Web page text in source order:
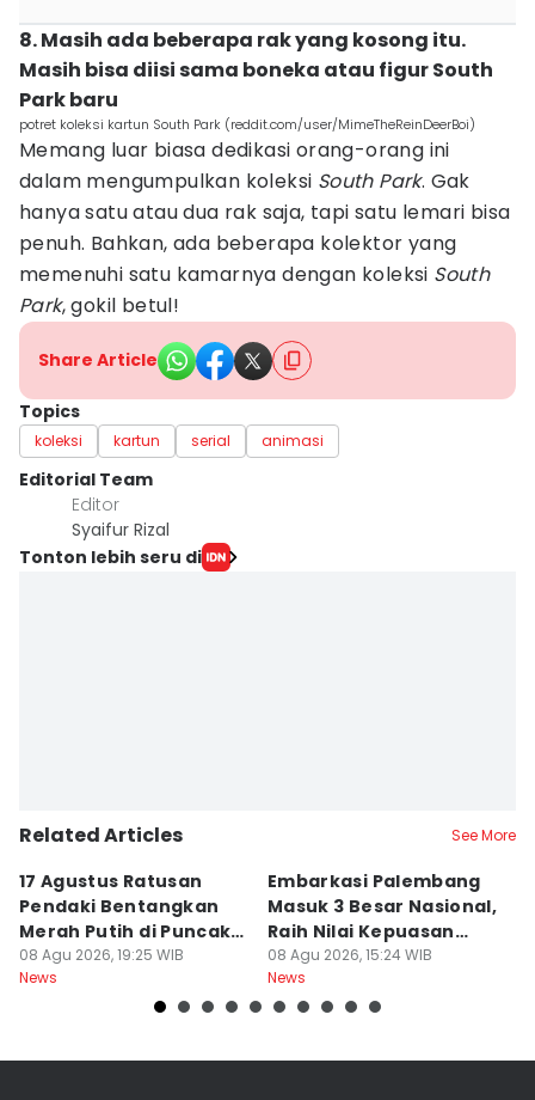
8. Masih ada beberapa rak yang kosong itu.
Masih bisa diisi sama boneka atau figur South
Park baru
potret koleksi kartun South Park (reddit.com/user/MimeTheReinDeerBoi)
Memang luar biasa dedikasi orang-orang ini
dalam mengumpulkan koleksi South Park. Gak
hanya satu atau dua rak saja, tapi satu lemari bisa
penuh. Bahkan, ada beberapa kolektor yang
memenuhi satu kamarnya dengan koleksi South
Park, gokil betul!
Share Article
Topics
koleksi kartun serial animasi
Editorial Team
Editor
Syaifur Rizal
Tonton lebih seru di
Related Articles See More
17 Agustus Ratusan
Pendaki Bentangkan
Merah Putih di Puncak
Dempo
08 Agu 2026, 19:25 WIB
News
Embarkasi Palembang
Masuk 3 Besar Nasional,
Raih Nilai Kepuasan
86,65
08 Agu 2026, 15:24 WIB
News